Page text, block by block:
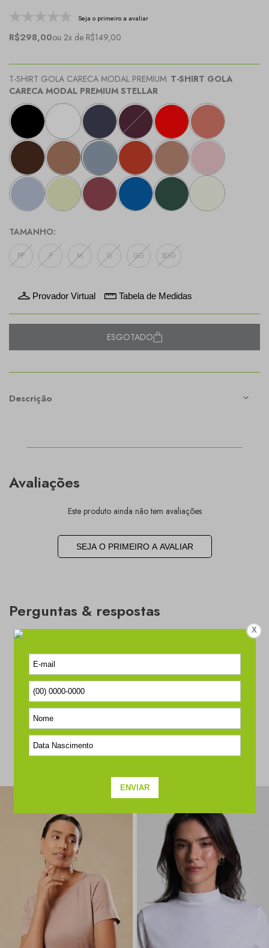
Seja o primeiro a avaliar
R$298,00ou 2x de R$149,00
T-SHIRT GOLA CARECA MODAL PREMIUM: T-SHIRT GOLA
CARECA MODAL PREMIUM STELLAR
TAMANHO:
PP P M G GG XGG
Provador Virtual Tabela de Medidas
ESGOTADO
Descrição
Avaliações
Este produto ainda não tem avaliações
SEJA O PRIMEIRO A AVALIAR
Perguntas & respostas
SEJA O PRIMEIRO A PERGUNTAR
X